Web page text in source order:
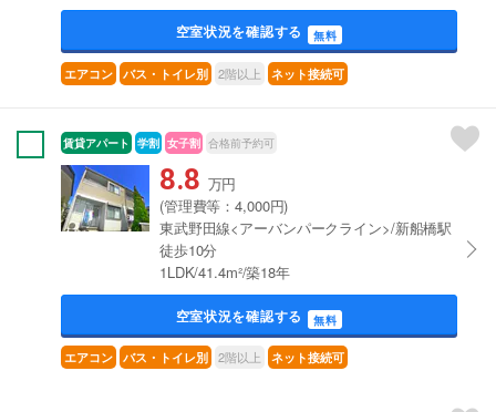
空室状況を確認する 無料
エアコン バス・トイレ別 2階以上 ネット接続可
賃貸アパート 学割 女子割 合格前予約可
8.8 万円
(管理費等：4,000円)
東武野田線<アーバンパークライン>/新船橋駅
徒歩10分
1LDK/41.4m²/築18年
空室状況を確認する 無料
エアコン バス・トイレ別 2階以上 ネット接続可